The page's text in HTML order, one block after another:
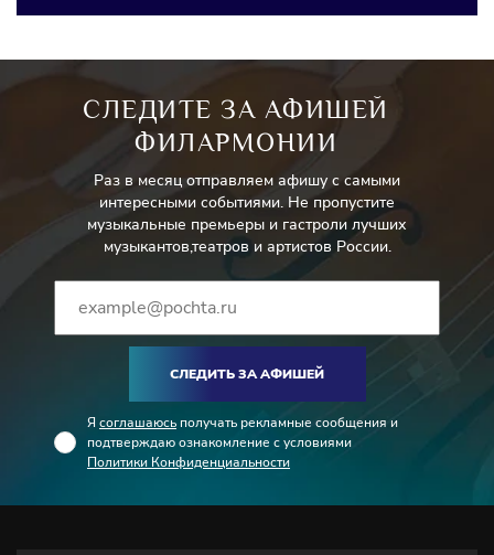
СЛЕДИТЕ ЗА АФИШЕЙ
ФИЛАРМОНИИ
Раз в месяц отправляем афишу с самыми
интересными событиями. Не пропустите
музыкальные премьеры и гастроли лучших
музыкантов,театров и артистов России.
СЛЕДИТЬ ЗА АФИШЕЙ
Я соглашаюсь получать рекламные сообщения и
подтверждаю ознакомление с условиями
Политики Конфиденциальности